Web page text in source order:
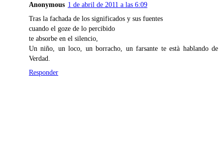
Anonymous 1 de abril de 2011 a las 6:09
Tras la fachada de los significados y sus fuentes
cuando el goze de lo percibido
te absorbe en el silencio,
Un niño, un loco, un borracho, un farsante te està hablando de
Verdad.
Responder